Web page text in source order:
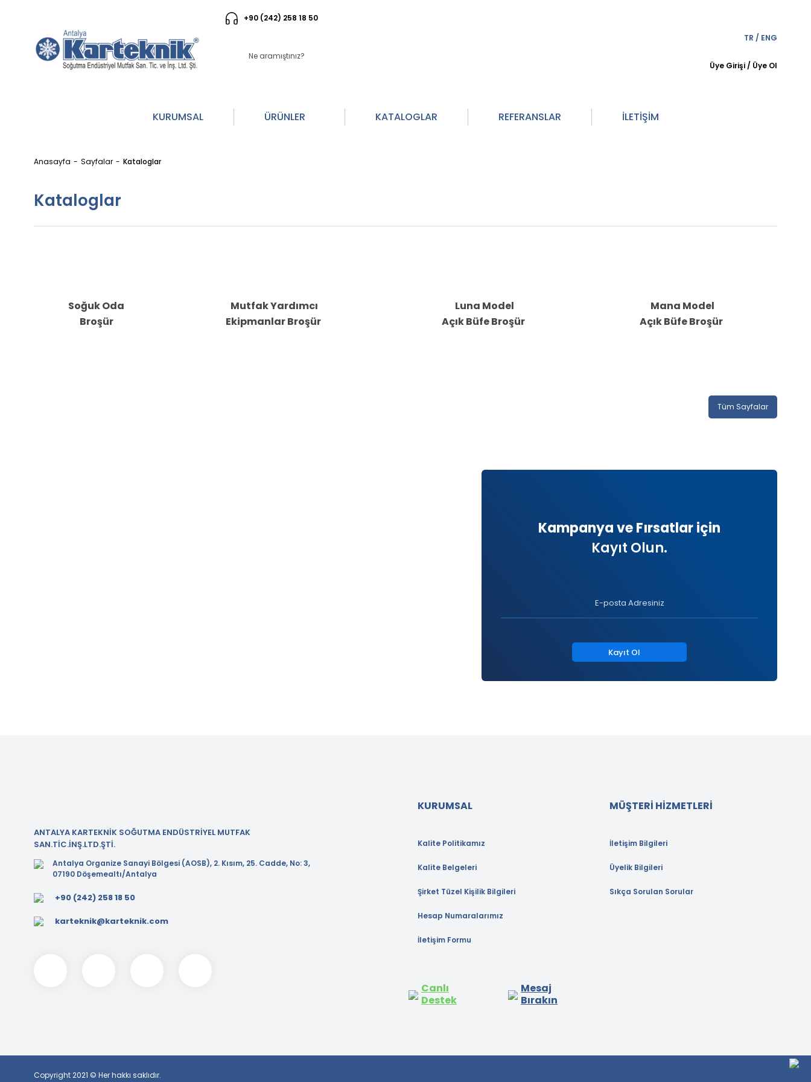
+90 (242) 258 18 50
TR / ENG
Üye Girişi / Üye Ol
KURUMSAL ÜRÜNLER KATALOGLAR REFERANSLAR İLETİŞİM
Anasayfa Sayfalar Kataloglar
Kataloglar
Soğuk Oda
Broşür
Mutfak Yardımcı
Ekipmanlar Broşür
Luna Model
Açık Büfe Broşür
Mana Model
Açık Büfe Broşür
Tüm Sayfalar
Kampanya ve Fırsatlar için
Kayıt Olun.
Kayıt Ol
ANTALYA KARTEKNİK SOĞUTMA ENDÜSTRİYEL MUTFAK
SAN.TİC.İNŞ.LTD.ŞTİ.
Antalya Organize Sanayi Bölgesi (AOSB), 2. Kısım, 25. Cadde, No: 3,
07190 Döşemealtı/Antalya
+90 (242) 258 18 50
karteknik@karteknik.com
KURUMSAL
Kalite Politikamız
Kalite Belgeleri
Şirket Tüzel Kişilik Bilgileri
Hesap Numaralarımız
İletişim Formu
MÜŞTERİ HİZMETLERİ
İletişim Bilgileri
Üyelik Bilgileri
Sıkça Sorulan Sorular
Canlı
Destek
Mesaj
Bırakın
Copyright 2021 © Her hakkı saklıdır.